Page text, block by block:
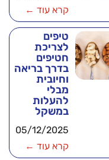
קרא עוד ←
טיפים
לצריכת
חטיפים
בדרך בריאה
וחיובית
מבלי
להעלות
במשקל
05/12/2025
קרא עוד ←